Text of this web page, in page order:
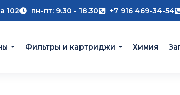
102 пн-пт: 9.30 - 18.30 +7 916 469-34-54
Фильтры и картриджи Химия